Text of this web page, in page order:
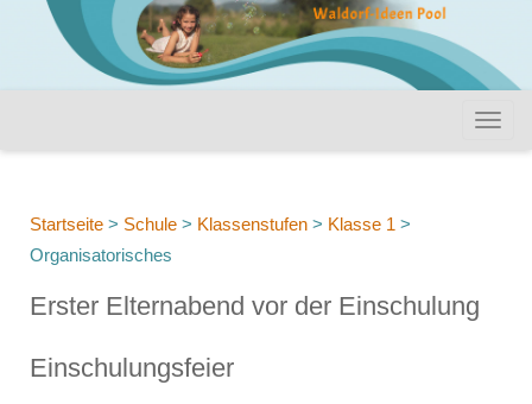
Startseite > Schule > Klassenstufen > Klasse 1 >
Organisatorisches
Erster Elternabend vor der Einschulung
Einschulungsfeier